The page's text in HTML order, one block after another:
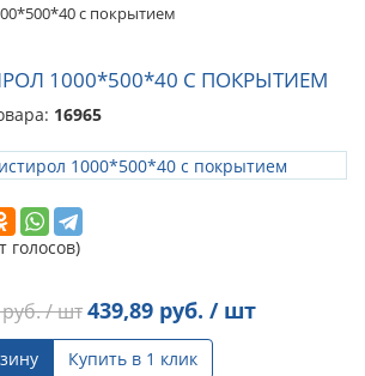
с покрытием
1000*500*40 С ПОКРЫТИЕМ
16965
голосов)
/ шт 439,89руб. / шт
Купить в 1 клик